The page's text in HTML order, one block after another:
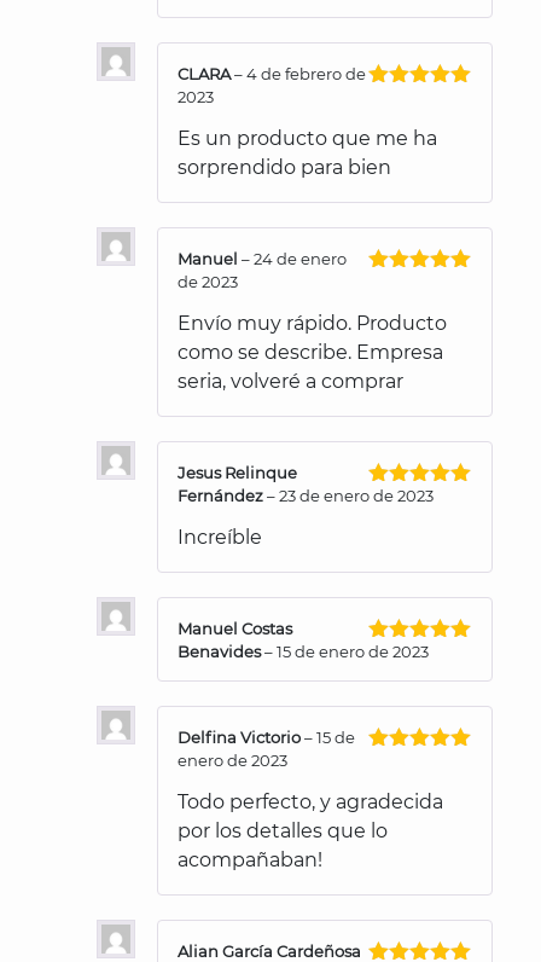
con5de 5
CLARA–4 de febrero de
2023
Es un producto que me ha
sorprendido para bien
Manuel –24 de enero
de 2023
Envío muy rápido. Producto
como se describe. Empresa
seria, volveré a comprar
Valorado
Jesus Relinque
Fernández–23 de enero de 2023
Increíble
Valorado
con5de 5
Manuel Costas
Benavides–15 de enero de 2023
Delfina Victorio–15 de
enero de 2023
Todo perfecto, y agradecida
por los detalles que lo
acompañaban!
Alian García Cardeñosa